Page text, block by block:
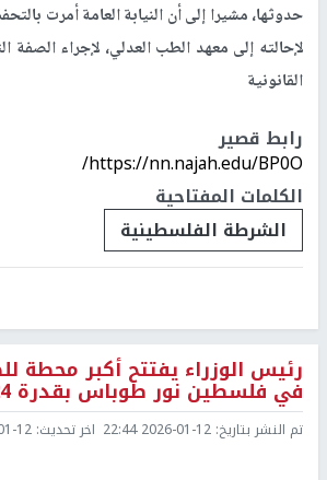
حدوثها، مشيرا إلى أن النيابة العامة أمرت
لإحالته إلى معهد الطب العدلي، لإجراء الصفة
القانونية
رابط قصير
https://nn.najah.edu/BP0O/
الكلمات المفتاحية
الشرطة الفلسطينية
رئيس الوزراء يفتتح أكبر محطة
في فلسطين نور طوباس بقدرة 24 ميغاواط
تم النشر بتاريخ: 2026-01-12 22:44 اخر تحديث: 22:46